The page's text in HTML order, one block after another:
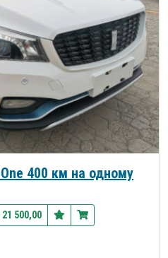
400 км на одному
Dollar des États-Unis USD 21 500,00